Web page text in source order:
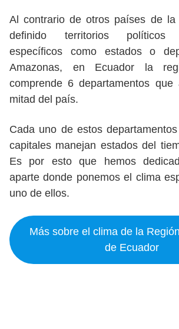
Al contrario de otros países de la
definido territorios políticos
específicos como estados o
Amazonas, en Ecuador la
comprende 6 departamentos que
mitad del país.
Cada uno de estos
capitales manejan estados del
Es por esto que hemos
aparte donde ponemos el clima
uno de ellos.
Más sobre el clima de la
de Ecuador